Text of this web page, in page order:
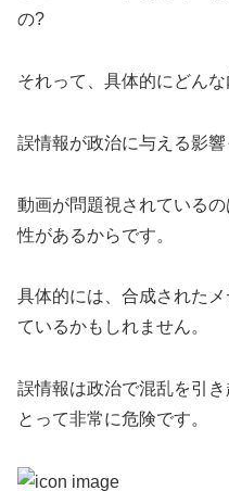
の?
それって、具体的にどん
誤情報が政治に与える影
動画が問題視されている
性があるからです。
具体的には、合成された
ているかもしれません。
誤情報は政治で混乱を引
とって非常に危険です。